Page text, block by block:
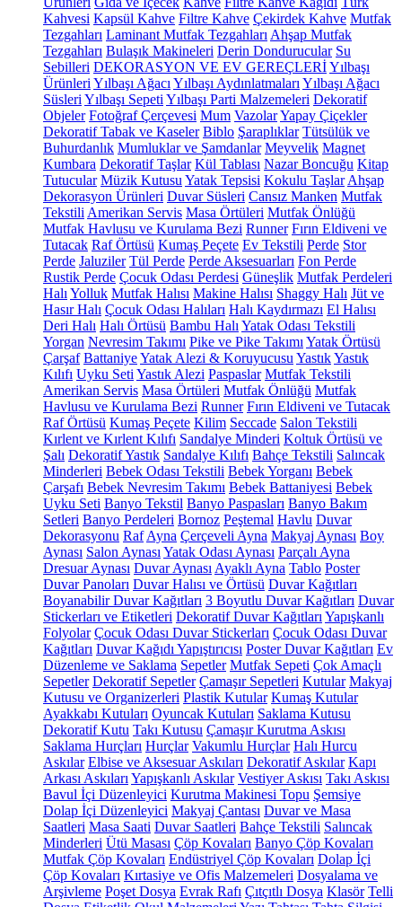
Kahvesi Kapsül Kahve Filtre Kahve Çekirdek Kahve Mutfak
Tezgahları Laminant Mutfak Tezgahları Ahşap Mutfak
Tezgahları Bulaşık Makineleri Derin Dondurucular Su
Sebilleri DEKORASYON VE EV GEREÇLERİYılbaşı
Ürünleri Yılbaşı Ağacı Yılbaşı Aydınlatmaları Yılbaşı Ağacı
Süsleri Yılbaşı Sepeti Yılbaşı Parti Malzemeleri Dekoratif
Objeler Fotoğraf Çerçevesi Mum VazolarYapay Çiçekler
Dekoratif Tabak ve Kaseler Biblo Şaraplıklar Tütsülük ve
Buhurdanlık Mumluklar ve Şamdanlar Meyvelik Magnet
Kumbara Dekoratif Taşlar Kül Tablası Nazar Boncuğu Kitap
Tutucular Müzik Kutusu Yatak Tepsisi Kokulu Taşlar Ahşap
Dekorasyon Ürünleri Duvar Süsleri Cansız Manken Mutfak
Tekstili Amerikan Servis Masa Örtüleri Mutfak Önlüğü
Mutfak Havlusu ve Kurulama Bezi Runner Fırın Eldiveni ve
Tutacak Raf Örtüsü Kumaş Peçete Ev Tekstili Perde Stor
Perde Jaluziler Tül Perde Perde Aksesuarları Fon Perde
Rustik Perde Çocuk Odası Perdesi Güneşlik Mutfak Perdeleri
Halı Yolluk Mutfak Halısı Makine Halısı Shaggy Halı Jüt ve
Hasır Halı Çocuk Odası Halıları Halı Kaydırmazı El Halısı
Deri Halı Halı Örtüsü Bambu Halı Yatak Odası Tekstili
Yorgan Nevresim Takımı Pike ve Pike Takımı Yatak Örtüsü
Çarşaf BattaniyeYatak Alezi & Koruyucusu YastıkYastık
Kılıfı Uyku Seti Yastık Alezi Paspaslar Mutfak Tekstili
Amerikan Servis Masa Örtüleri Mutfak Önlüğü Mutfak
Havlusu ve Kurulama Bezi Runner Fırın Eldiveni ve Tutacak
Raf Örtüsü Kumaş Peçete Kilim Seccade Salon Tekstili
Kırlent ve Kırlent Kılıfı Sandalye Minderi Koltuk Örtüsü ve
Şalı Dekoratif Yastık Sandalye Kılıfı Bahçe Tekstili Salıncak
Minderleri Bebek Odası Tekstili Bebek Yorganı Bebek
Çarşafı Bebek Nevresim Takımı Bebek Battaniyesi Bebek
Uyku Seti Banyo Tekstil Banyo Paspasları Banyo Bakım
Setleri Banyo Perdeleri Bornoz Peştemal Havlu Duvar
Dekorasyonu Raf Ayna Çerçeveli Ayna Makyaj Aynası Boy
Aynası Salon Aynası Yatak Odası Aynası Parçalı Ayna
Dresuar Aynası Duvar Aynası Ayaklı Ayna Tablo Poster
Duvar Panoları Duvar Halısı ve Örtüsü Duvar Kağıtları
Boyanabilir Duvar Kağıtları 3 Boyutlu Duvar Kağıtları Duvar
Stickerları ve Etiketleri Dekoratif Duvar Kağıtları Yapışkanlı
Folyolar Çocuk Odası Duvar Stickerları Çocuk Odası Duvar
Kağıtları Duvar Kağıdı Yapıştırıcısı Poster Duvar Kağıtları Ev
Düzenleme ve Saklama Sepetler Mutfak Sepeti Çok Amaçlı
Sepetler Dekoratif Sepetler Çamaşır Sepetleri Kutular Makyaj
Kutusu ve Organizerleri Plastik Kutular Kumaş Kutular
Ayakkabı Kutuları Oyuncak Kutuları Saklama Kutusu
Dekoratif Kutu Takı Kutusu Çamaşır Kurutma Askısı
Saklama Hurçları Hurçlar Vakumlu Hurçlar Halı Hurcu
Askılar Elbise ve Aksesuar Askıları Dekoratif Askılar Kapı
Arkası Askıları Yapışkanlı Askılar Vestiyer Askısı Takı Askısı
Bavul İçi Düzenleyici Kurutma Makinesi Topu Şemsiye
Dolap İçi Düzenleyici Makyaj Çantası Duvar ve Masa
Saatleri Masa Saati Duvar Saatleri Bahçe Tekstili Salıncak
Minderleri Ütü Masası Çöp Kovaları Banyo Çöp Kovaları
Mutfak Çöp Kovaları Endüstriyel Çöp Kovaları Dolap İçi
Çöp Kovaları Kırtasiye ve Ofis Malzemeleri Dosyalama ve
Arşivleme Poşet Dosya Evrak Rafı Çıtçıtlı Dosya Klasör Telli